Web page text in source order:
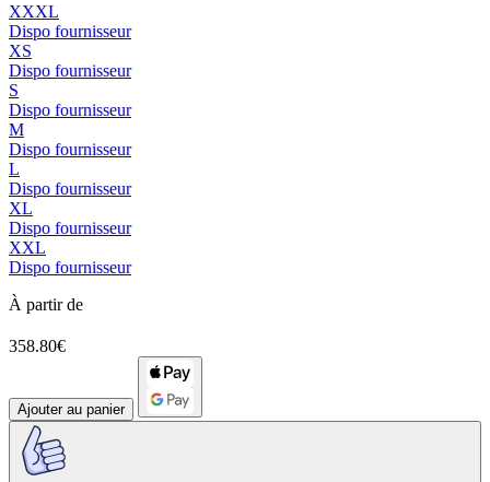
XXXL
Dispo fournisseur
XS
Dispo fournisseur
S
Dispo fournisseur
M
Dispo fournisseur
L
Dispo fournisseur
XL
Dispo fournisseur
XXL
Dispo fournisseur
À partir de
358.80€
Ajouter au panier